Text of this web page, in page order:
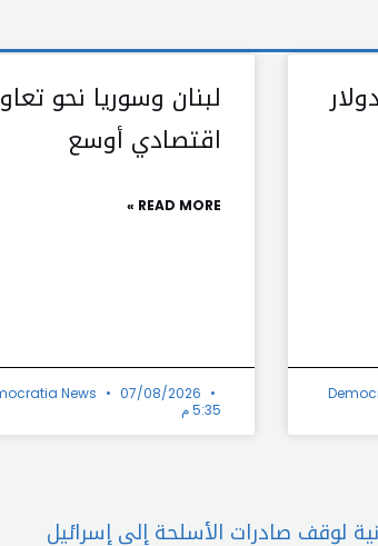
دولار
لبنان وسوريا نحو
اقتصادي أوسع
READ MORE »
News
07/08/2026
5:35 م
لوقف صادرات الأسلحة إلى إسرائيل